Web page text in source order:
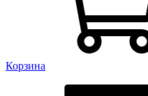
Корзина